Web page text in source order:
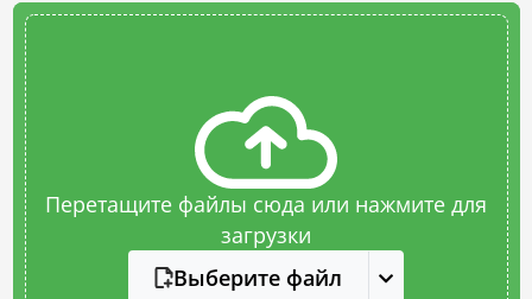
Перетащите файлы сюда или нажмите для
загрузки
Выберите файл